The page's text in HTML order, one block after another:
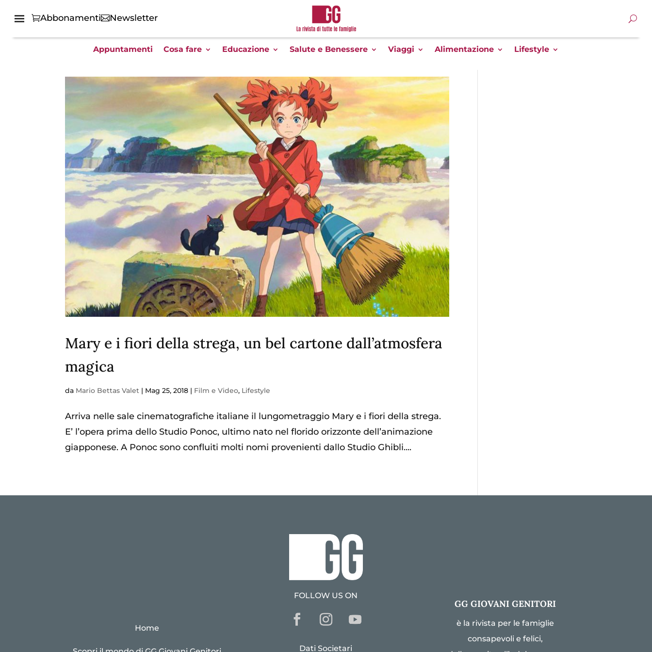
Abbonamenti Newsletter
Appuntamenti Cosa fare Educazione Salute e Benessere Viaggi Alimentazione Lifestyle
Mary e i fiori della strega, un bel cartone dall’atmosfera
magica
da Mario Bettas Valet | Mag 25, 2018 | Film e Video, Lifestyle
Arriva nelle sale cinematografiche italiane il lungometraggio Mary e i fiori della strega.
E’ l’opera prima dello Studio Ponoc, ultimo nato nel florido orizzonte dell’animazione
giapponese. A Ponoc sono confluiti molti nomi provenienti dallo Studio Ghibli....
Home
FOLLOW US ON
Dati Societari
GG GIOVANI GENITORI
è la rivista per le famiglie
consapevoli e felici,